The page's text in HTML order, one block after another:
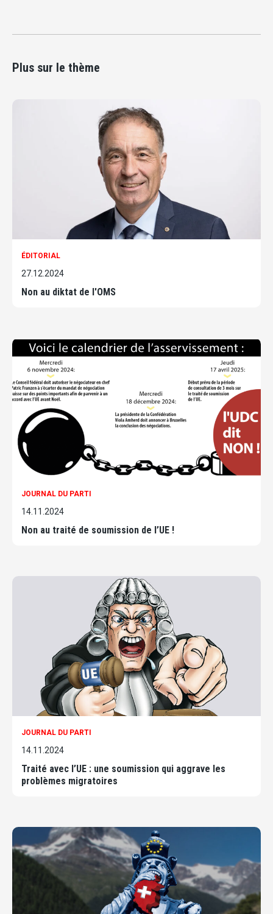
Plus sur le thème
ÉDITORIAL
27.12.2024
Non au diktat de l'OMS
JOURNAL DU PARTI
14.11.2024
Non au traité de soumission de l’UE !
JOURNAL DU PARTI
14.11.2024
Traité avec l’UE : une soumission qui aggrave les
problèmes migratoires